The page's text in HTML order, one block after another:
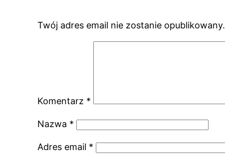
Twój adres email nie zostanie opublikowany.
Komentarz *
Nazwa *
Adres email *